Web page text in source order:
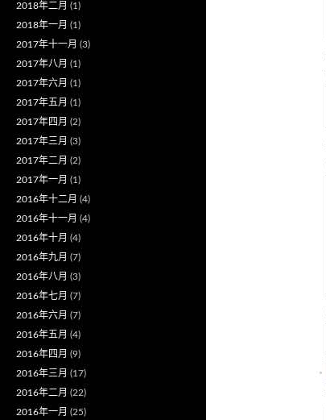
2018年二月 (1)
2018年一月 (1)
2017年十一月 (3)
2017年八月 (1)
2017年六月 (1)
2017年五月 (1)
2017年四月 (2)
2017年三月 (3)
2017年二月 (2)
2017年一月 (1)
2016年十二月 (4)
2016年十一月 (4)
2016年十月 (4)
2016年九月 (7)
2016年八月 (3)
2016年七月 (7)
2016年六月 (7)
2016年五月 (4)
2016年四月 (9)
2016年三月 (17)
2016年二月 (22)
2016年一月 (25)